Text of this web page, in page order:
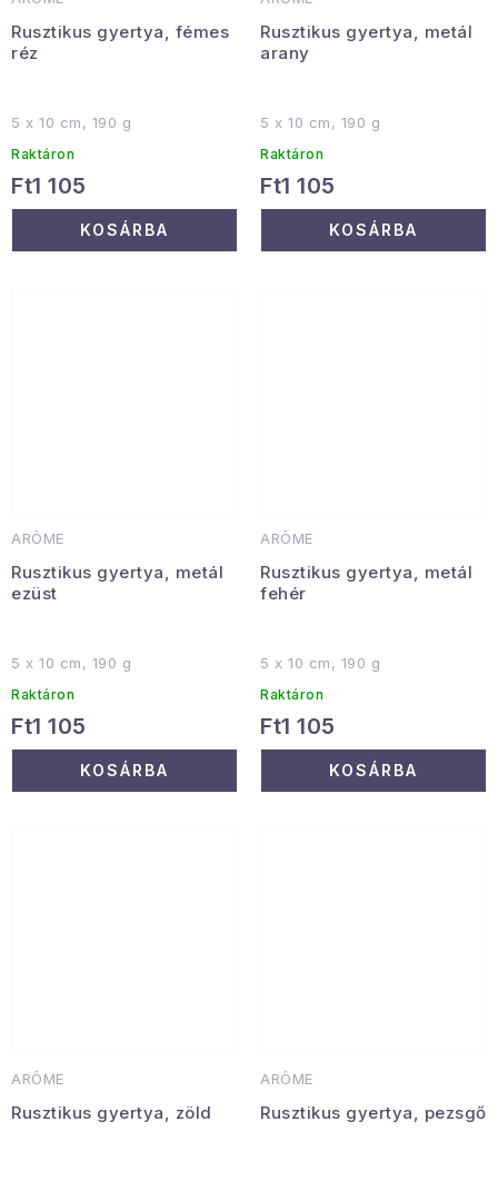
Rusztikus gyertya, fémes
réz
5 x 10 cm, 190 g
Raktáron
Ft1 105
KOSÁRBA
Rusztikus gyertya, metál
arany
5 x 10 cm, 190 g
Raktáron
Ft1 105
KOSÁRBA
ARÔME
Rusztikus gyertya, metál
ezüst
5 x 10 cm, 190 g
Raktáron
Ft1 105
KOSÁRBA
ARÔME
Rusztikus gyertya, metál
fehér
5 x 10 cm, 190 g
Raktáron
Ft1 105
KOSÁRBA
ARÔME
Rusztikus gyertya, zöld
ARÔME
Rusztikus gyertya, pezsgő